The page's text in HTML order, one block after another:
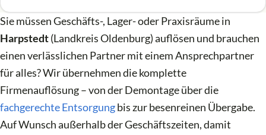
Sie müssen Geschäfts-, Lager- oder Praxisräume in
Harpstedt(Landkreis Oldenburg) auflösen und brauchen
einen verlässlichen Partner mit einem Ansprechpartner
für alles? Wir übernehmen die komplette
Firmenauflösung – von der Demontage über die
fachgerechte Entsorgungbis zur besenreinen Übergabe.
Auf Wunsch außerhalb der Geschäftszeiten, damit